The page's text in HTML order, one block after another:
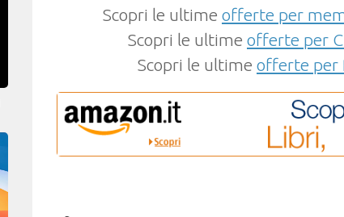
Scopri le ultime offerte per
Scopri le ultime offerte per
Scopri le ultime offerte per